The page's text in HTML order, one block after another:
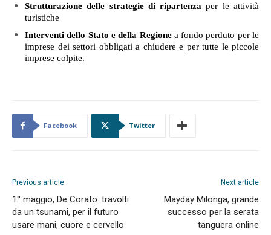
Strutturazione delle strategie di ripartenza per le attività
turistiche
Interventi dello Stato e della Regionea fondo perduto per le
imprese dei settori obbligati a chiudere e per tutte le piccole
imprese colpite.
Facebook Twitter
Previous article
1° maggio, De Corato: travolti
da un tsunami, per il futuro
usare mani, cuore e cervello
Next article
Mayday Milonga, grande
successo per la serata
tanguera online